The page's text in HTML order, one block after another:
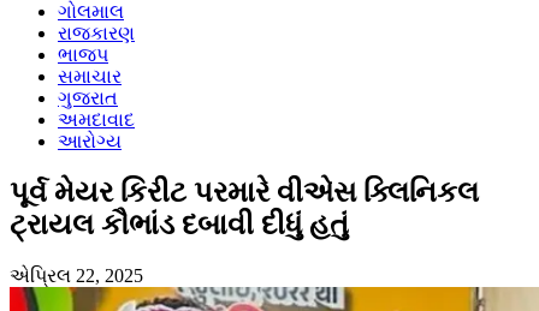
ગોલમાલ
રાજકારણ
ભાજપ
સમાચાર
ગુજરાત
અમદાવાદ
આરોગ્ય
પૂર્વ મેયર કિરીટ પરમારે વીએસ ક્લિનિકલ
ટ્રાયલ કૌભાંડ દબાવી દીધું હતું
એપ્રિલ 22, 2025